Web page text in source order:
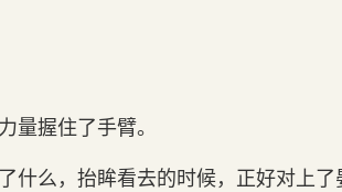
量握住了手臂。
什么，抬眸看去的时候，正好‌对上‌了